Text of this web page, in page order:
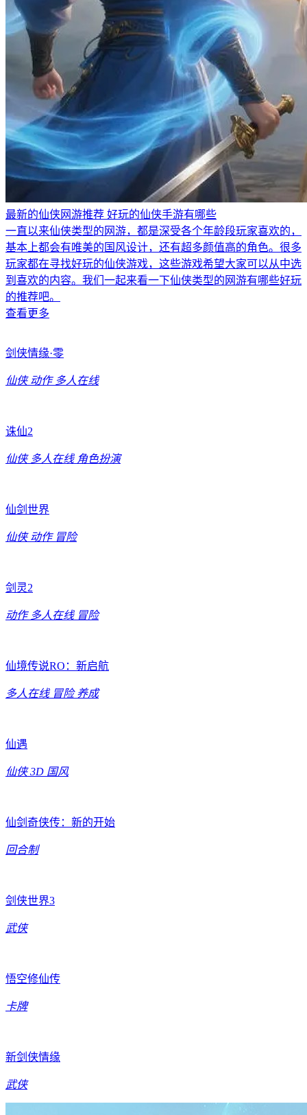
最新的仙侠网游推荐 好玩的仙侠手游有哪些
一直以来仙侠类型的网游，都是深受各个年龄段玩家喜欢的，
基本上都会有唯美的国风设计，还有超多颜值高的角色。很多
玩家都在寻找好玩的仙侠游戏，这些游戏希望大家可以从中选
到喜欢的内容。我们一起来看一下仙侠类型的网游有哪些好玩
的推荐吧。
查看更多
剑侠情缘·零
仙侠 动作 多人在线
诛仙2
仙侠 多人在线 角色扮演
仙剑世界
仙侠 动作 冒险
剑灵2
动作 多人在线 冒险
仙境传说RO：新启航
多人在线 冒险 养成
仙遇
仙侠 3D 国风
仙剑奇侠传：新的开始
回合制
剑侠世界3
武侠
悟空修仙传
卡牌
新剑侠情缘
武侠